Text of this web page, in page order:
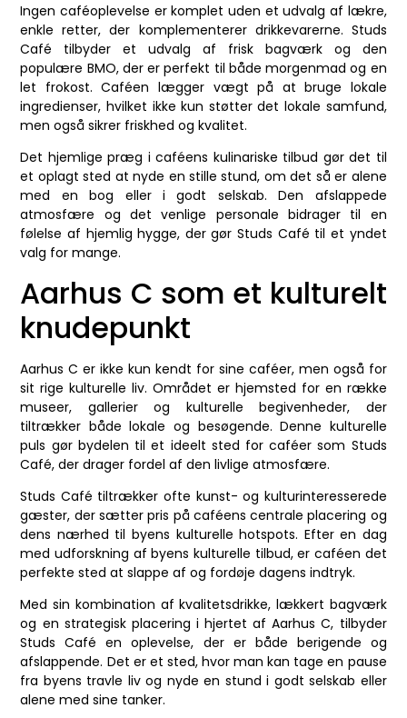
Ingen caféoplevelse er komplet uden et udvalg af lækre,
enkle retter, der komplementerer drikkevarerne. Studs
Café tilbyder et udvalg af frisk bagværk og den
populære BMO, der er perfekt til både morgenmad og en
let frokost. Caféen lægger vægt på at bruge lokale
ingredienser, hvilket ikke kun støtter det lokale samfund,
men også sikrer friskhed og kvalitet.
Det hjemlige præg i caféens kulinariske tilbud gør det til
et oplagt sted at nyde en stille stund, om det så er alene
med en bog eller i godt selskab. Den afslappede
atmosfære og det venlige personale bidrager til en
følelse af hjemlig hygge, der gør Studs Café til et yndet
valg for mange.
Aarhus C som et kulturelt
knudepunkt
Aarhus C er ikke kun kendt for sine caféer, men også for
sit rige kulturelle liv. Området er hjemsted for en række
museer, gallerier og kulturelle begivenheder, der
tiltrækker både lokale og besøgende. Denne kulturelle
puls gør bydelen til et ideelt sted for caféer som Studs
Café, der drager fordel af den livlige atmosfære.
Studs Café tiltrækker ofte kunst- og kulturinteresserede
gæster, der sætter pris på caféens centrale placering og
dens nærhed til byens kulturelle hotspots. Efter en dag
med udforskning af byens kulturelle tilbud, er caféen det
perfekte sted at slappe af og fordøje dagens indtryk.
Med sin kombination af kvalitetsdrikke, lækkert bagværk
og en strategisk placering i hjertet af Aarhus C, tilbyder
Studs Café en oplevelse, der er både berigende og
afslappende. Det er et sted, hvor man kan tage en pause
fra byens travle liv og nyde en stund i godt selskab eller
alene med sine tanker.